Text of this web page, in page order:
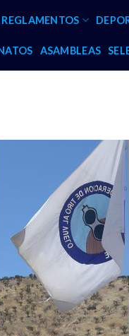
REGLAMENTOS
ASAMBLEAS